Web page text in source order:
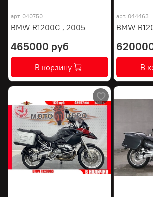
арт. 040750
BMW R1200C , 2005
465000 руб
В корзину
арт. 044463
BMW
В